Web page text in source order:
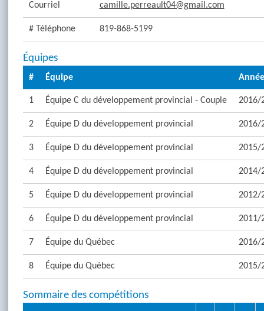
Courriel camille.perreault04@gmail.com
# Téléphone 819-868-5199
Équipes
# Équipe Année
1 Équipe C du développement provincial - Couple 2016/
2 Équipe D du développement provincial 2016/
3 Équipe D du développement provincial 2015/
4 Équipe D du développement provincial 2014/
5 Équipe D du développement provincial 2012/
6 Équipe D du développement provincial 2011/
7 Équipe du Québec 2016/
8 Équipe du Québec 2015/
Sommaire des compétitions